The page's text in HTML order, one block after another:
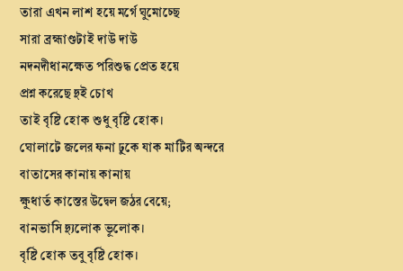
তারা এখন লাশ হয়ে মর্গে ঘুমোচ্ছে
সারা ব্রহ্মাণ্ডটাই দাউ দাউ
নদনদীধানক্ষেত পরিশুদ্ধ প্রেত হয়ে
প্রশ্ন করেছে দুই চোখ
তাই বৃষ্টি হোক শুধু বৃষ্টি হোক।
ঘোলাটে জলের ফনা ঢুকে যাক মাটির অন্দরে
বাতাসের কানায় কানায়
ক্ষুধার্ত কাস্তের উদ্বেল জঠর বেয়ে;
বানভাসি দ্যুলোক ভূলোক।
বৃষ্টি হোক তবু বৃষ্টি হোক।